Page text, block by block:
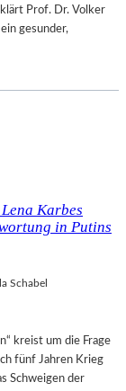
Prof. Dr. Volker
gesunder,
Karbes
in Putins
Schabel
kreist um die Frage
fünf Jahren Krieg
Schweigen der